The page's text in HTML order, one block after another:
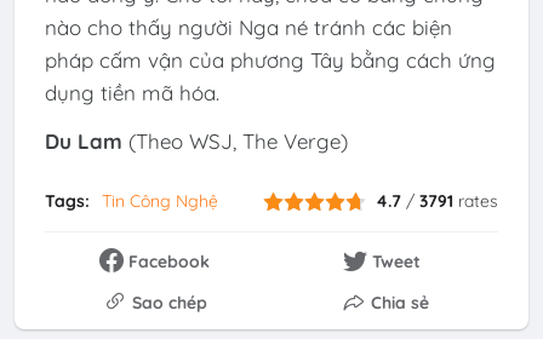
nào cho thấy người Nga né tránh các biện
pháp cấm vận của phương Tây bằng cách ứng
dụng tiền mã hóa.
Du Lam (Theo WSJ, The Verge)
Tags: Tin Công Nghệ 4.7 /3791 rates
Facebook
Tweet
Sao chép
Chia sẻ